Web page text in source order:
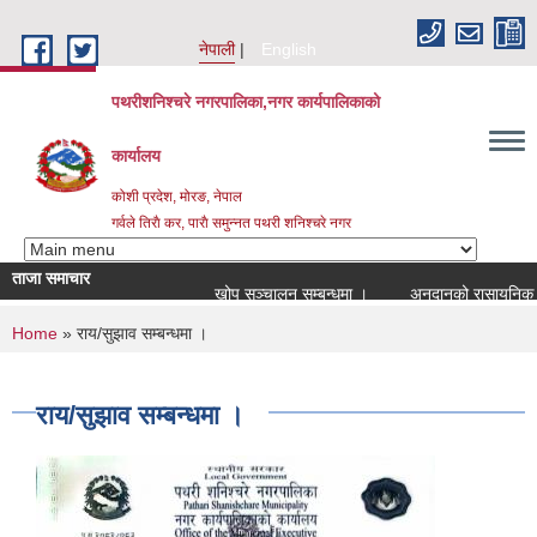
नेपाली
English
पथरीशनिश्चरे नगरपालिका,नगर कार्यपालिकाको
कार्यालय
कोशी प्रदेश, मोरङ, नेपाल
गर्वले तिराै कर, पाराै समुन्नत पथरी शनिश्चरे नगर
ताजा समाचार
खोप सञ्चालन सम्बन्धमा ।
अनुदानको रासायनिक मल
You are here
Home » राय/सुझाव सम्बन्धमा ।
राय/सुझाव सम्बन्धमा ।